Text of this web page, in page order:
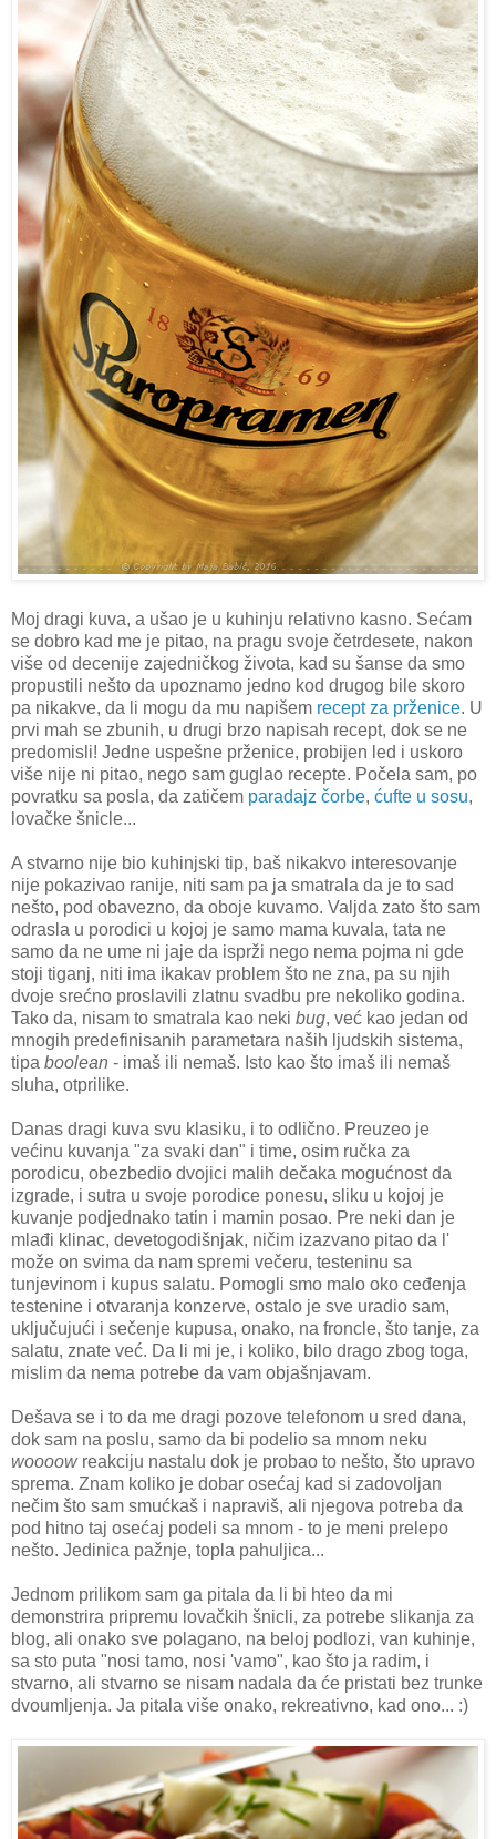
Moj dragi kuva, a ušao je u kuhinju relativno kasno. Sećam
se dobro kad me je pitao, na pragu svoje četrdesete, nakon
više od decenije zajedničkog života, kad su šanse da smo
propustili nešto da upoznamo jedno kod drugog bile skoro
pa nikakve, da li mogu da mu napišem recept za prženice. U
prvi mah se zbunih, u drugi brzo napisah recept, dok se ne
predomisli! Jedne uspešne prženice, probijen led i uskoro
više nije ni pitao, nego sam guglao recepte. Počela sam, po
povratku sa posla, da zatičem paradajz čorbe, ćufte u sosu,
lovačke šnicle...
A stvarno nije bio kuhinjski tip, baš nikakvo interesovanje
nije pokazivao ranije, niti sam pa ja smatrala da je to sad
nešto, pod obavezno, da oboje kuvamo. Valjda zato što sam
odrasla u porodici u kojoj je samo mama kuvala, tata ne
samo da ne ume ni jaje da isprži nego nema pojma ni gde
stoji tiganj, niti ima ikakav problem što ne zna, pa su njih
dvoje srećno proslavili zlatnu svadbu pre nekoliko godina.
Tako da, nisam to smatrala kao neki bug, već kao jedan od
mnogih predefinisanih parametara naših ljudskih sistema,
tipa boolean - imaš ili nemaš. Isto kao što imaš ili nemaš
sluha, otprilike.
Danas dragi kuva svu klasiku, i to odlično. Preuzeo je
većinu kuvanja "za svaki dan" i time, osim ručka za
porodicu, obezbedio dvojici malih dečaka mogućnost da
izgrade, i sutra u svoje porodice ponesu, sliku u kojoj je
kuvanje podjednako tatin i mamin posao. Pre neki dan je
mlađi klinac, devetogodišnjak, ničim izazvano pitao da l'
može on svima da nam spremi večeru, testeninu sa
tunjevinom i kupus salatu. Pomogli smo malo oko ceđenja
testenine i otvaranja konzerve, ostalo je sve uradio sam,
uključujući i sečenje kupusa, onako, na froncle, što tanje, za
salatu, znate već. Da li mi je, i koliko, bilo drago zbog toga,
mislim da nema potrebe da vam objašnjavam.
Dešava se i to da me dragi pozove telefonom u sred dana,
dok sam na poslu, samo da bi podelio sa mnom neku
woooowreakciju nastalu dok je probao to nešto, što upravo
sprema. Znam koliko je dobar osećaj kad si zadovoljan
nečim što sam smućkaš i napraviš, ali njegova potreba da
pod hitno taj osećaj podeli sa mnom - to je meni prelepo
nešto. Jedinica pažnje, topla pahuljica...
Jednom prilikom sam ga pitala da li bi hteo da mi
demonstrira pripremu lovačkih šnicli, za potrebe slikanja za
blog, ali onako sve polagano, na beloj podlozi, van kuhinje,
sa sto puta "nosi tamo, nosi 'vamo", kao što ja radim, i
stvarno, ali stvarno se nisam nadala da će pristati bez trunke
dvoumljenja. Ja pitala više onako, rekreativno, kad ono... :)